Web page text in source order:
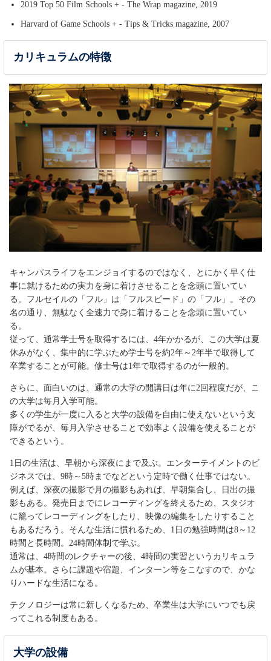
2019 Top 50 Film Schools + - The Wrap magazine, 2019
Harvard of Game Schools + - Tips & Tricks magazine, 2007
カリキュラムの特徴
キャンパスライフをエンジョイするのではなく、とにかく早く仕
事に就けるための実力を身に着けさせることを念頭に置いてい
る。フルセイルの「フル」は「フルスピード」の「フル」。その
名の通り、無駄なく全速力で身に着けることを念頭に置いてい
る。
従って、通常学士号を取得するには、4年かかるが、この大学は夏
休みがなく、集中的に学ぶため学士号を約2年～2年半で取得して
卒業することが可能。修士号は1年で取得するのが一般的。
さらに、面白いのは、通常の大学の開講日は年に2回程度だが、こ
の大学は毎月入学可能。
多くの学生が一度に入ると大学の設備を自由に使えないという支
障がでるが、毎月入学させることで効率よく設備を使えることが
できるという。
1日の生活は、早朝から深夜にまで及ぶ。エンターテイメントのビ
ジネスでは、9時～5時までなどという定時で働く仕事ではない。
例えば、深夜の撮影で月の撮影もあれば、早朝集合し、日出の撮
影もある。発売日までにレコーディングを終えるため、スタジオ
に籠ってレコーディングをしたり、映像の編集をしたりすること
もあるだろう。そんな生活に慣れるため、1日の勉強時間は8～12
時間と長時間。24時間体制で学ぶ。
通常は、4時間のレクチャーの後、4時間の実習というカリキュラ
ムが基本。さらに課題や宿題、インターン等をこなすので、かな
りハードな生活になる。
テクノロジーは常に新しくなるため、卒業生は大学にいつでも戻
ってこれる制度もある。
大学の設備